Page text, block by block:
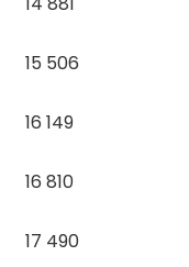
15 506
16 149
16 810
17 490